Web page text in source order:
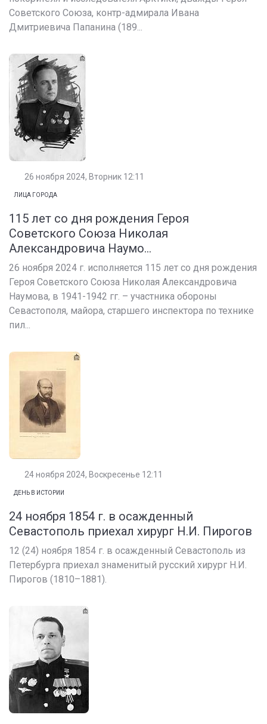
Советского Союза, контр-адмирала Ивана
Дмитриевича Папанина (189...
26 ноября 2024, Вторник 12:11
ЛИЦА ГОРОДА
115 лет со дня рождения Героя
Советского Союза Николая
Александровича Наумо...
26 ноября 2024 г. исполняется 115 лет со дня рождения
Героя Советского Союза Николая Александровича
Наумова, в 1941-1942 гг. – участника обороны
Севастополя, майора, старшего инспектора по технике
пил...
24 ноября 2024, Воскресенье 12:11
ДЕНЬ В ИСТОРИИ
24 ноября 1854 г. в осажденный
Севастополь приехал хирург Н.И. Пирогов
12 (24) ноября 1854 г. в осажденный Севастополь из
Петербурга приехал знаменитый русский хирург Н.И.
Пирогов (1810–1881).